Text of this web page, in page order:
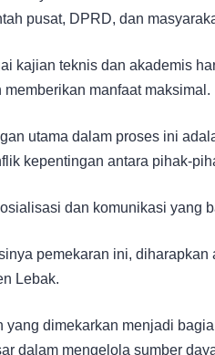
pusat, DPRD, dan
kajian teknis dan akademis
memberikan manfaat maksimal.
utama dalam proses ini
kepentingan antara pihak-
dan komunikasi yang
pemekaran ini,
Lebak.
yang dimekarkan menjadi
dalam mengelola sumber